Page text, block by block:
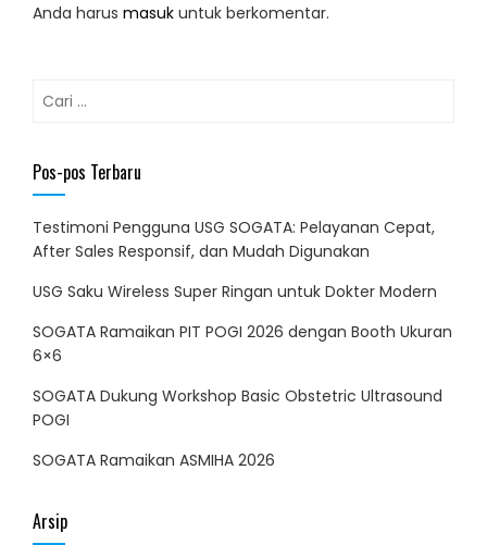
Anda harus masuk untuk berkomentar.
untuk:
Pos-pos Terbaru
Testimoni Pengguna USG SOGATA: Pelayanan Cepat,
After Sales Responsif, dan Mudah Digunakan
USG Saku Wireless Super Ringan untuk Dokter Modern
SOGATA Ramaikan PIT POGI 2026 dengan Booth Ukuran
6×6
SOGATA Dukung Workshop Basic Obstetric Ultrasound
POGI
SOGATA Ramaikan ASMIHA 2026
Arsip